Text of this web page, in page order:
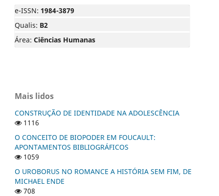
e-ISSN: 1984-3879
Qualis: B2
Área: Ciências Humanas
Mais lidos
CONSTRUÇÃO DE IDENTIDADE NA ADOLESCÊNCIA
1116
O CONCEITO DE BIOPODER EM FOUCAULT:
APONTAMENTOS BIBLIOGRÁFICOS
1059
O UROBORUS NO ROMANCE A HISTÓRIA SEM FIM, DE
MICHAEL ENDE
708